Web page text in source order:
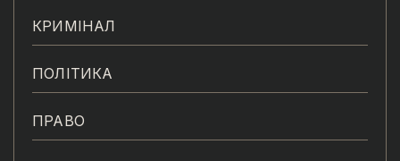
КРИМІНАЛ
ПОЛІТИКА
ПРАВО